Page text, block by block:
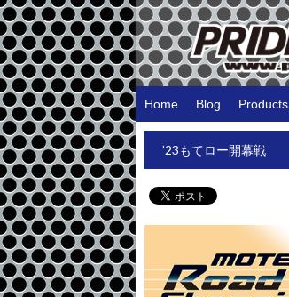
Home Blog Products
’23もてロー開幕戦